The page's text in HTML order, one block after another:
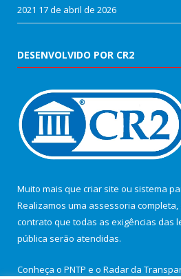
2021 17 de abril de 2026
DESENVOLVIDO POR CR2
Muito mais que criar site ou sistema
Realizamos uma assessoria
contrato que todas as exigências das
pública serão atendidas.
Conheça o PNTP e o Radar da